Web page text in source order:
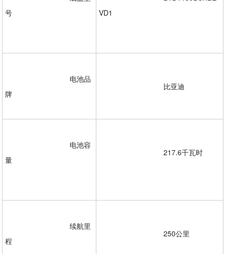
号
VD1
牌
量
				217.6千瓦时
				续航里
程
				250公里